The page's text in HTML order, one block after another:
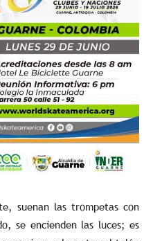
suenan las trompetas con
se encienden las luces; es